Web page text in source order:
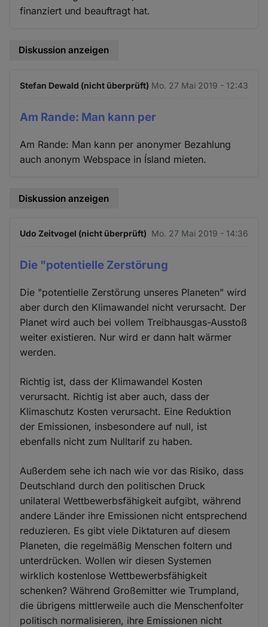
finanziert und beauftragt hat.
Diskussion anzeigen
Stefan Dewald (nicht überprüft) Mo. 27 Mai 2019 - 12:43
Am Rande: Man kann per
Am Rande: Man kann per anonymer Bezahlung
auch anonym Webspace in Ísland mieten.
Diskussion anzeigen
Udo Zeitvogel (nicht überprüft) Mo. 27 Mai 2019 - 14:36
Die "potentielle Zerstörung
Die "potentielle Zerstörung unseres Planeten" wird
aber durch den Klimawandel nicht verursacht. Der
Planet wird auch bei vollem Treibhausgas-Ausstoß
weiter existieren. Nur wird er dann halt wärmer
werden.
Richtig ist, dass der Klimawandel Kosten
verursacht. Richtig ist aber auch, dass der
Klimaschutz Kosten verursacht. Eine Reduktion
der Emissionen, insbesondere auf null, ist
ebenfalls nicht zum Nulltarif zu haben.
Außerdem sehe ich nach wie vor das Risiko, dass
Deutschland durch den politischen Druck
unilateral Wettbewerbsfähigkeit aufgibt, während
andere Länder ihre Emissionen nicht entsprechend
reduzieren. Es gibt viele Diktaturen auf diesem
Planeten, die regelmäßig Menschen foltern und
unterdrücken. Wollen wir diesen Systemen
wirklich kostenlose Wettbewerbsfähigkeit
schenken? Während Großemitter wie Trumpland,
die übrigens mittlerweile auch die Menschenfolter
politisch normalisieren, ihre Emissionen nicht